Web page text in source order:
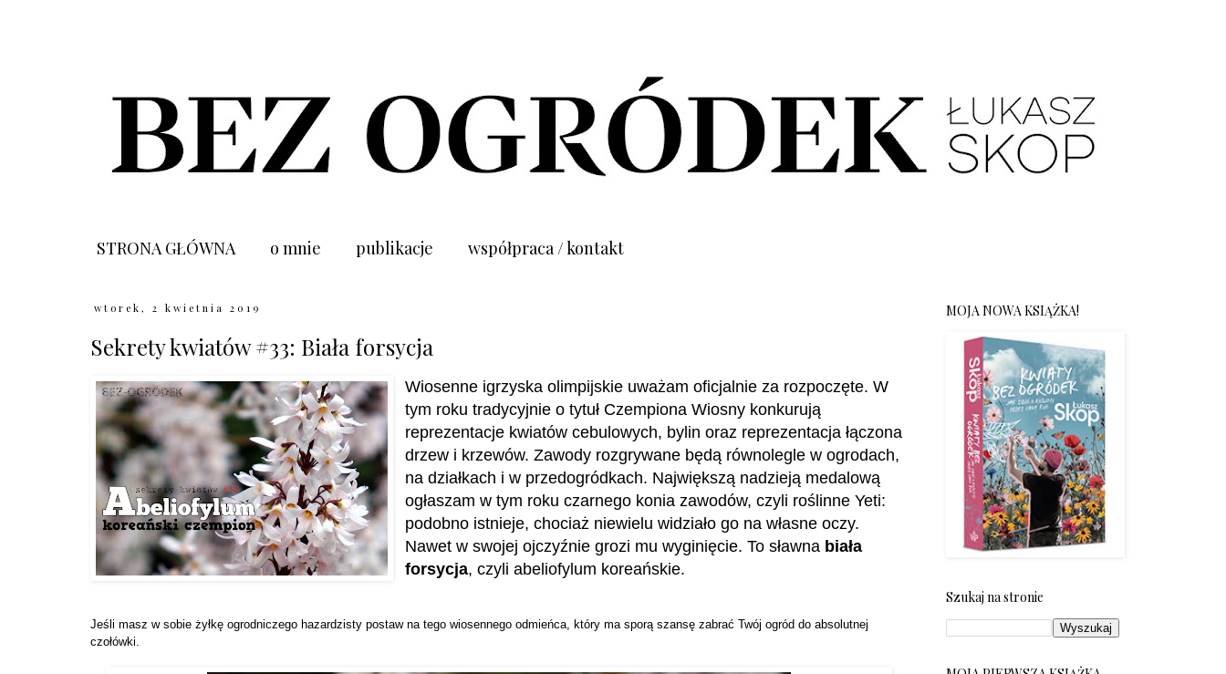
STRONA GŁÓWNA o mnie publikacje współpraca / kontakt
wtorek, 2 kwietnia 2019
Sekrety kwiatów #33: Biała forsycja
Wiosenne igrzyska olimpijskie uważam oficjalnie za rozpoczęte. W
tym roku tradycyjnie o tytuł Czempiona Wiosny konkurują
reprezentacje kwiatów cebulowych, bylin oraz reprezentacja łączona
drzew i krzewów. Zawody rozgrywane będą równolegle w ogrodach,
na działkach i w przedogródkach. Największą nadzieją medalową
ogłaszam w tym roku czarnego konia zawodów, czyli roślinne Yeti:
podobno istnieje, chociaż niewielu widziało go na własne oczy.
Nawet w swojej ojczyźnie grozi mu wyginięcie. To sławna biała
forsycja, czyli abeliofylum koreańskie.
Jeśli masz w sobie żyłkę ogrodniczego hazardzisty postaw na tego wiosennego odmieńca, który ma sporą szansę zabrać Twój ogród do absolutnej
czołówki.
MOJA NOWA KSIĄŻKA!
Szukaj na stronie